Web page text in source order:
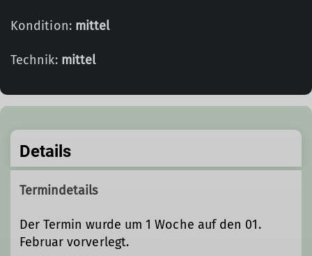
Kondition: mittel
Technik: mittel
Details
Termindetails
Der Termin wurde um 1 Woche auf den 01.
Februar vorverlegt.